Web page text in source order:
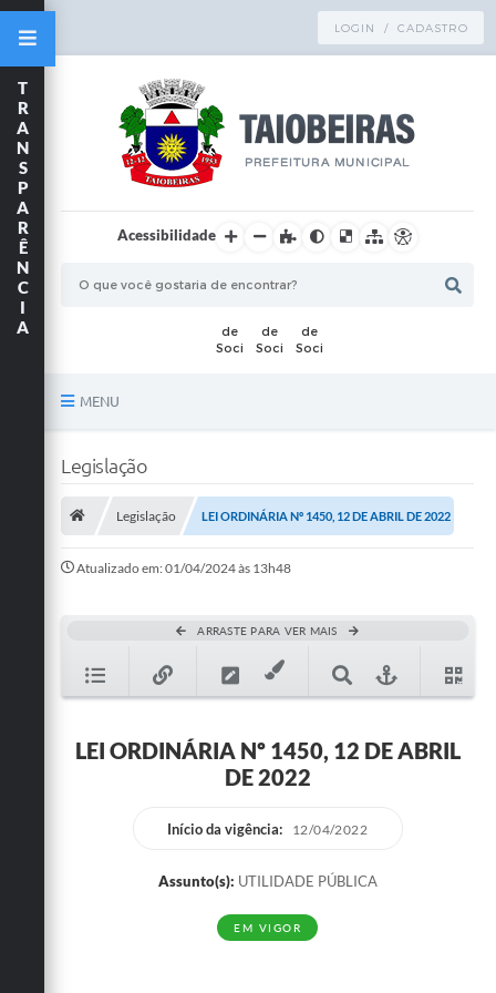
LOGIN / CADASTRO
Acessibilidade
MENU
Mapa do Site
SIC
T
R
A
N
S
P
A
R
Ê
N
C
I
A
Legislação
Legislação LEI ORDINÁRIA Nº 1450, 12 DE ABRIL DE 2022
Atualizado em: 01/04/2024 às 13h48
ARRASTE PARA VER MAIS
LEI ORDINÁRIA Nº 1450, 12 DE ABRIL
DE 2022
Início da vigência: 12/04/2022
Assunto(s): UTILIDADE PÚBLICA
EM VIGOR